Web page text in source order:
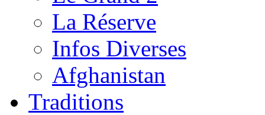
La Réserve
Infos Diverses
Afghanistan
Traditions